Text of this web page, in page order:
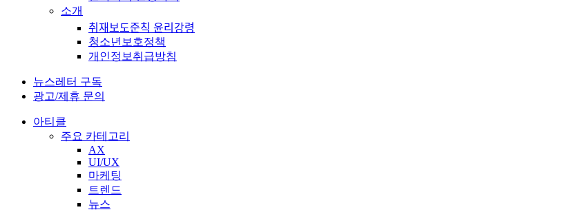
소개
취재보도준칙 윤리강령
청소년보호정책
개인정보취급방침
뉴스레터 구독
광고/제휴 문의
아티클
주요 카테고리
AX
UI/UX
마케팅
트렌드
뉴스